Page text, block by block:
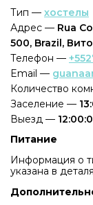
Тип — хостелы
Адрес — Rua
500, Brazil,
Телефон —
Email —
Количество
Заселение —
Выезд —
Питание
Информация о
указана в